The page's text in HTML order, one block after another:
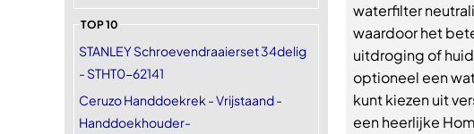
TOP 10
STANLEY Schroevendraaierset 34delig
- STHT0-62141
Ceruzo Handdoekrek - Vrijstaand -
Handdoekhouder-
waterfilter
waardoor het
uitdroging of
optioneel een
kunt kiezen uit
een heerlijke